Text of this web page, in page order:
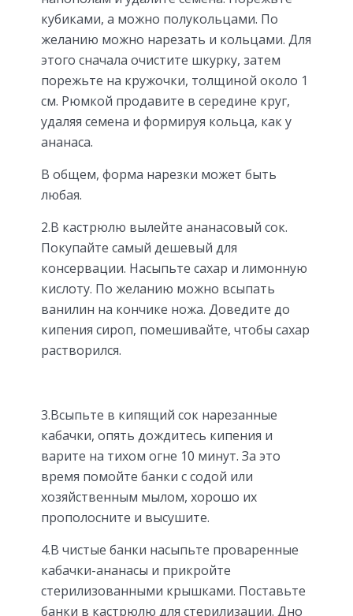
кубиками, а можно полукольцами. По
желанию можно нарезать и кольцами. Для
этого сначала очистите шкурку, затем
порежьте на кружочки, толщиной около 1
см. Рюмкой продавите в середине круг,
удаляя семена и формируя кольца, как у
ананаса.
В общем, форма нарезки может быть
любая.
2.В кастрюлю вылейте ананасовый сок.
Покупайте самый дешевый для
консервации. Насыпьте сахар и лимонную
кислоту. По желанию можно всыпать
ванилин на кончике ножа. Доведите до
кипения сироп, помешивайте, чтобы сахар
растворился.
3.Всыпьте в кипящий сок нарезанные
кабачки, опять дождитесь кипения и
варите на тихом огне 10 минут. За это
время помойте банки с содой или
хозяйственным мылом, хорошо их
прополосните и высушите.
4.В чистые банки насыпьте проваренные
кабачки-ананасы и прикройте
стерилизованными крышками. Поставьте
банки в кастрюлю для стерилизации. Дно